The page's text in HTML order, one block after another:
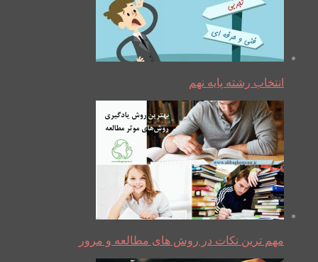
انتخاب رشته پایه نهم
مهم ترین نکات در روش های مطالعه و مرور